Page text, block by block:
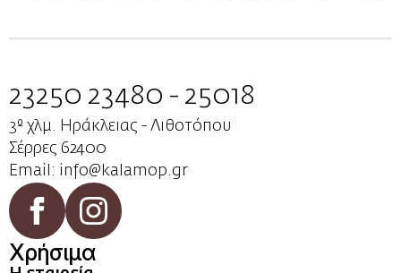
23250 23480 - 25018
3º χλμ. Ηράκλειας - Λιθοτόπου
Σέρρες 62400
Email: info@kalamop.gr
Χρήσιμα